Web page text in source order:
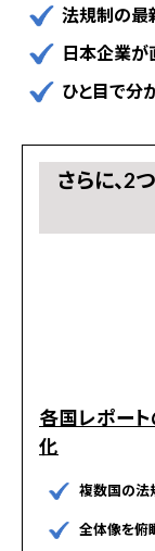
法規制の最
日本企業が
ひと目で分
さらに、2
各国レポー
化
複数国の法
全体像を俯